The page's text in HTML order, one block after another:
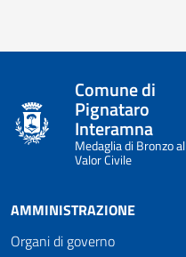
Comune di
Pignataro
Interamna
Medaglia di Bronzo al
Valor Civile
AMMINISTRAZIONE
Organi di governo